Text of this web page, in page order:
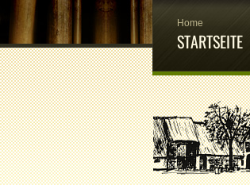
Home
STARTSEITE